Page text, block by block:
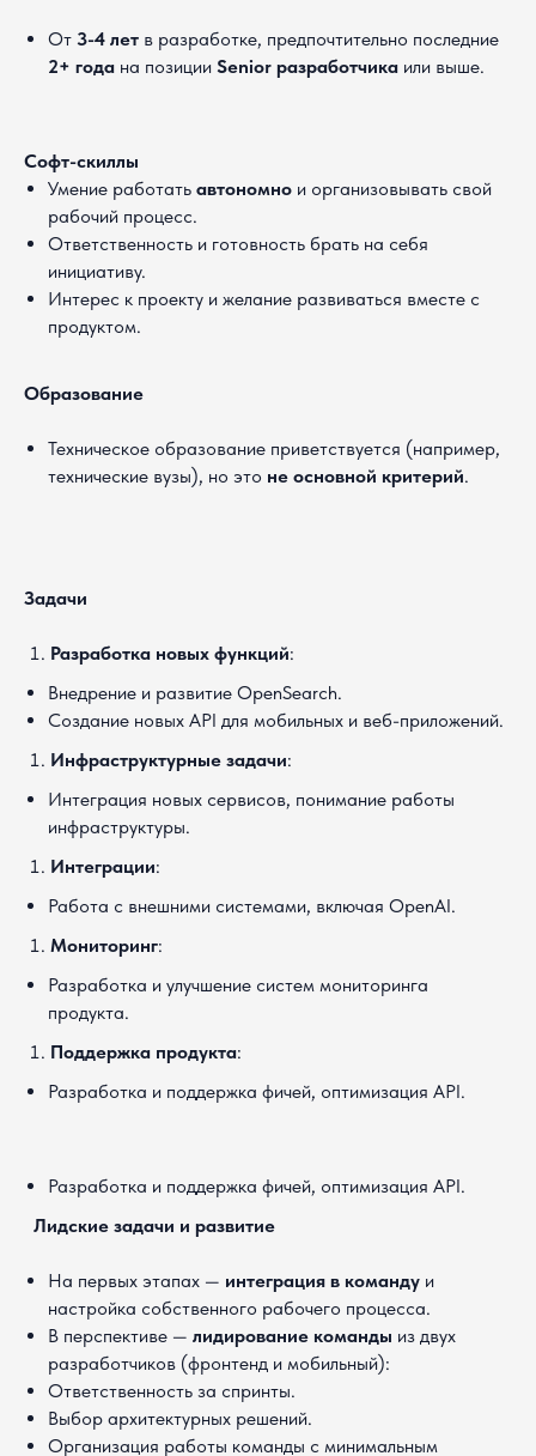
От 3-4 лет в разработке, предпочтительно последние
2+ года на позиции Senior разработчика или выше.
Софт-скиллы
Умение работать автономно и организовывать свой
рабочий процесс.
Ответственность и готовность брать на себя
инициативу.
Интерес к проекту и желание развиваться вместе с
продуктом.
Образование
Техническое образование приветствуется (например,
технические вузы), но это не основной критерий.
Задачи
Разработка новых функций:
Внедрение и развитие OpenSearch.
Создание новых API для мобильных и веб-приложений.
Инфраструктурные задачи:
Интеграция новых сервисов, понимание работы
инфраструктуры.
Интеграции:
Работа с внешними системами, включая OpenAI.
Мониторинг:
Разработка и улучшение систем мониторинга
продукта.
Поддержка продукта:
Разработка и поддержка фичей, оптимизация API.
Разработка и поддержка фичей, оптимизация API.
Лидские задачи и развитие
На первых этапах — интеграция в команду и
настройка собственного рабочего процесса.
В перспективе — лидирование команды из двух
разработчиков (фронтенд и мобильный):
Ответственность за спринты.
Выбор архитектурных решений.
Организация работы команды с минимальным
заявку
вакансию
Оставьте контакты,
свяжемся с вами в течение
дня.
Полное имя